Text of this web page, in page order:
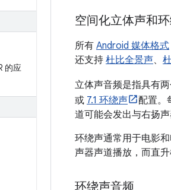
的应
空间化立体声和
所有 Android 媒体格式
还支持 杜比全景声、
立体声音频是指具有
或 7.1 环绕声
配置。
道可能会发出与右扬
环绕声通常用于电影
声器声道播放，而直
环绕声音频